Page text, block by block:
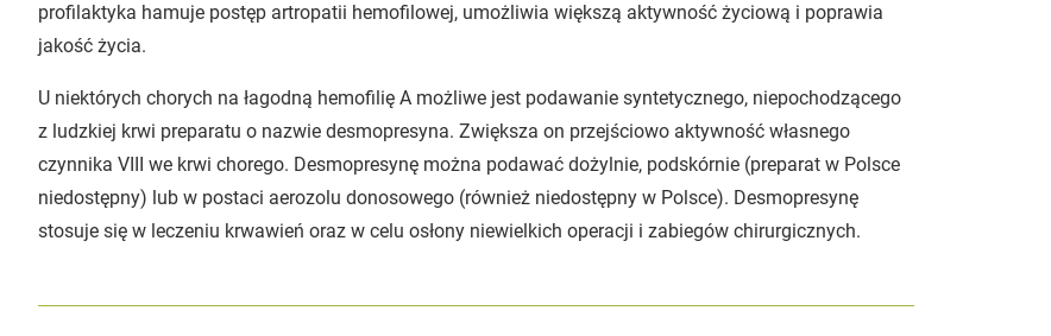
profilaktyka hamuje postęp artropatii hemofilowej, umożliwia większą aktywność życiową i poprawia
jakość życia.
U niektórych chorych na łagodną hemofilię A możliwe jest podawanie syntetycznego, niepochodzącego
z ludzkiej krwi preparatu o nazwie desmopresyna. Zwiększa on przejściowo aktywność własnego
czynnika VIII we krwi chorego. Desmopresynę można podawać dożylnie, podskórnie (preparat w Polsce
niedostępny) lub w postaci aerozolu donosowego (również niedostępny w Polsce). Desmopresynę
stosuje się w leczeniu krwawień oraz w celu osłony niewielkich operacji i zabiegów chirurgicznych.